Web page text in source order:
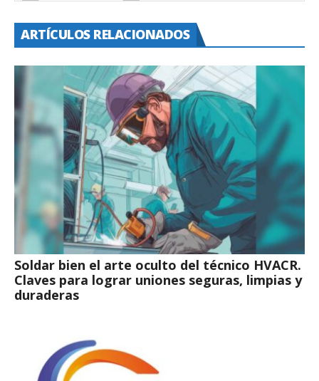
ARTÍCULOS RELACIONADOS
Soldar bien el arte oculto del técnico HVACR.
Claves para lograr uniones seguras, limpias y
duraderas